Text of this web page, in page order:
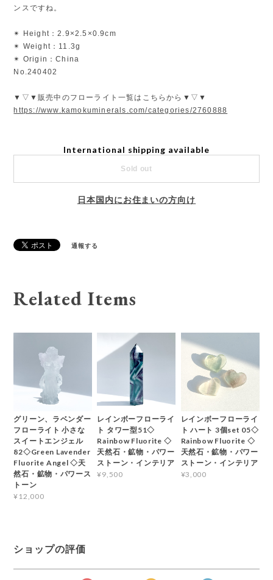
ンスですね。
✴︎ Height：2.9×2.5×0.9cm
✴︎ Weight：11.3g
✴︎ Origin：China
No.240402
▼▽▼販売中のフローライト一覧はこちらから▼▽▼
https://www.kamokuminerals.com/categories/2760888
International shipping available
Sold out
日本国内にお住まいの方向け
通報する
Related Items
グリーン、ラベンダー
フローライト 小さな
スイートエンジェル
82◇Green Lavender
Fluorite Angel ◇天
然石・鉱物・パワース
トーン
¥12,000
レインボーフローライ
ト タワー型51◇
Rainbow Fluorite ◇
天然石・鉱物・パワー
ストーン・インテリア
¥9,500
レインボーフローライ
ト ハート 3個set 05◇
Rainbow Fluorite ◇
天然石・鉱物・パワー
ストーン・インテリア
¥3,000
ショップの評価